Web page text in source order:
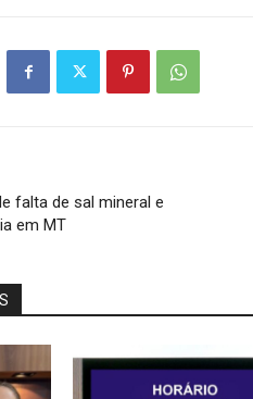
falta de sal mineral e
em MT